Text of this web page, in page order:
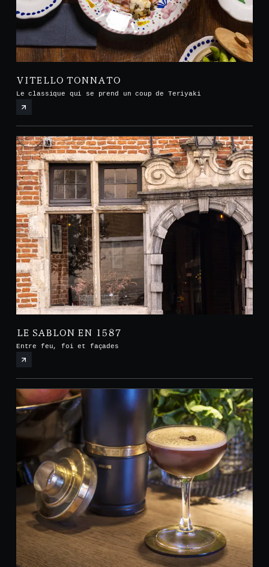
VITELLO TONNATO
Le classique qui se prend un coup de Teriyaki
LE SABLON EN 1587
Entre feu, foi et façades